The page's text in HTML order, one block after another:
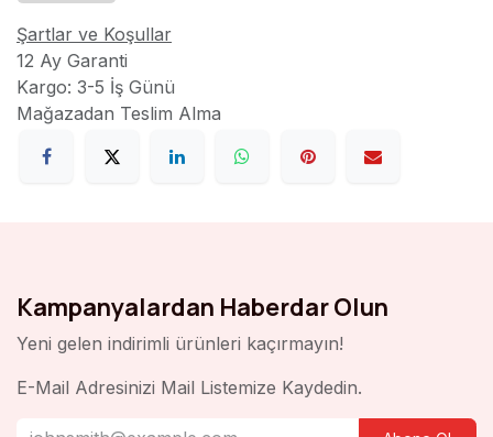
Şartlar ve Koşullar
12 Ay Garanti
Kargo: 3-5 İş Günü
Mağazadan Teslim Alma
Kampanyalardan Haberdar Olun
Yeni gelen indirimli ürünleri kaçırmayın!
E-Mail Adresinizi Mail Listemize Kaydedin.